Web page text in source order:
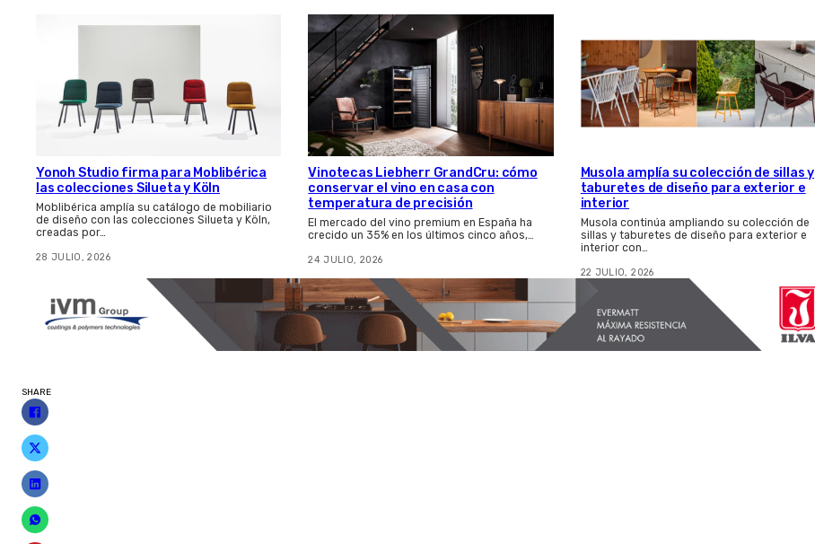
Yonoh Studio firma para Moblibérica
las colecciones Silueta y Köln
Moblibérica amplía su catálogo de mobiliario
de diseño con las colecciones Silueta y Köln,
creadas por…
28 JULIO, 2026
Vinotecas Liebherr GrandCru: cómo
conservar el vino en casa con
temperatura de precisión
El mercado del vino premium en España ha
crecido un 35% en los últimos cinco años,…
24 JULIO, 2026
Musola amplía su colección de sillas y
taburetes de diseño para exterior e
interior
Musola continúa ampliando su colección de
sillas y taburetes de diseño para exterior e
interior con…
22 JULIO, 2026
SHARE